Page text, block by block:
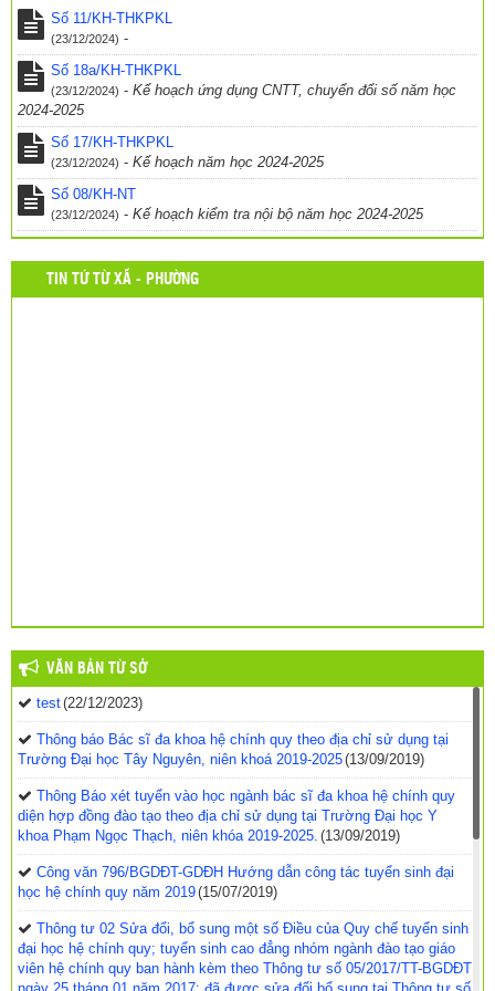
Số 11/KH-THKPKL
(23/12/2024) -
Số 18a/KH-THKPKL
(23/12/2024) - Kế hoạch ứng dụng CNTT, chuyển đổi số năm học
2024-2025
Số 17/KH-THKPKL
(23/12/2024) - Kế hoạch năm học 2024-2025
Số 08/KH-NT
(23/12/2024) - Kế hoạch kiểm tra nội bộ năm học 2024-2025
TIN TỨ TỪ XÃ - PHƯỜNG
VĂN BẢN TỪ SỞ
test(22/12/2023)
Thông báo Bác sĩ đa khoa hệ chính quy theo địa chỉ sử dụng tại
Trường Đại học Tây Nguyên, niên khoá 2019-2025(13/09/2019)
Thông Báo xét tuyển vào học ngành bác sĩ đa khoa hệ chính quy
diện hợp đồng đào tạo theo địa chỉ sử dụng tại Trường Đại học Y
khoa Phạm Ngọc Thạch, niên khóa 2019-2025. (13/09/2019)
Công văn 796/BGDĐT-GDĐH Hướng dẫn công tác tuyển sinh đại
học hệ chính quy năm 2019(15/07/2019)
Thông tư 02 Sửa đổi, bổ sung một số Điều của Quy chế tuyển sinh
đại học hệ chính quy; tuyển sinh cao đẳng nhóm ngành đào tạo giáo
viên hệ chính quy ban hành kèm theo Thông tư số 05/2017/TT-BGDĐT